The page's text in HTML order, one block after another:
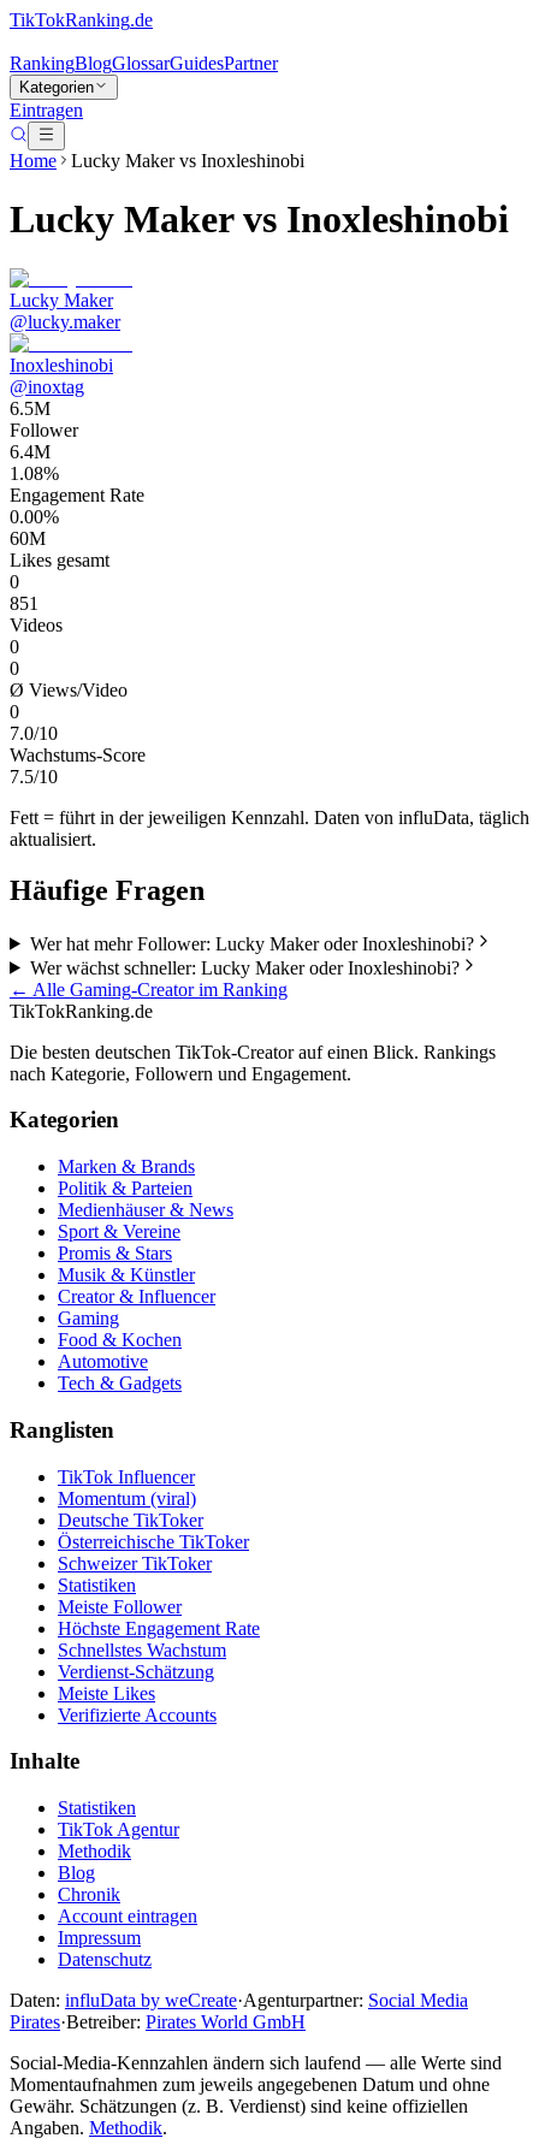
TikTokRanking.de
RankingBlogGlossarGuidesPartner
Kategorien
Eintragen
Home Lucky Makervs Inoxleshinobi
Lucky Makervs Inoxleshinobi
Lucky Maker
@lucky.maker
Inoxleshinobi
@inoxtag
6.5M
Follower
6.4M
1.08%
Engagement Rate
0.00%
60M
Likes gesamt
0
851
Videos
0
0
Ø Views/Video
0
7.0/10
Wachstums-Score
7.5/10
Fett = führt in der jeweiligen Kennzahl. Daten von influData, täglich
aktualisiert.
Häufige Fragen
Wer hat mehr Follower: Lucky Maker oder Inoxleshinobi?
Wer wächst schneller: Lucky Maker oder Inoxleshinobi?
← Alle Gaming-Creator im Ranking
TikTokRanking.de
Die besten deutschen TikTok-Creator auf einen Blick. Rankings
nach Kategorie, Followern und Engagement.
Kategorien
Marken & Brands
Politik & Parteien
Medienhäuser & News
Sport & Vereine
Promis & Stars
Musik & Künstler
Creator & Influencer
Gaming
Food & Kochen
Automotive
Tech & Gadgets
Ranglisten
TikTok Influencer
Momentum (viral)
Deutsche TikToker
Österreichische TikToker
Schweizer TikToker
Statistiken
Meiste Follower
Höchste Engagement Rate
Schnellstes Wachstum
Verdienst-Schätzung
Meiste Likes
Verifizierte Accounts
Inhalte
Statistiken
TikTok Agentur
Methodik
Blog
Chronik
Account eintragen
Impressum
Datenschutz
Daten: influData by weCreate·Agenturpartner: Social Media
Pirates·Betreiber: Pirates World GmbH
Social-Media-Kennzahlen ändern sich laufend — alle Werte sind
Momentaufnahmen zum jeweils angegebenen Datum und ohne
Gewähr. Schätzungen (z. B. Verdienst) sind keine offiziellen
Angaben. Methodik.